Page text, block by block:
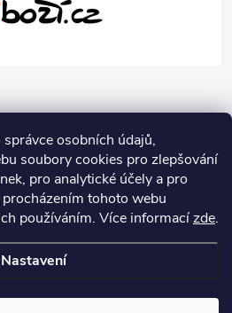
osobních údajů,
soubory cookies pro zlepšování
pro analytické účely a pro
tohoto webu
používáním. Více informacízde.
Nastavení
cookies